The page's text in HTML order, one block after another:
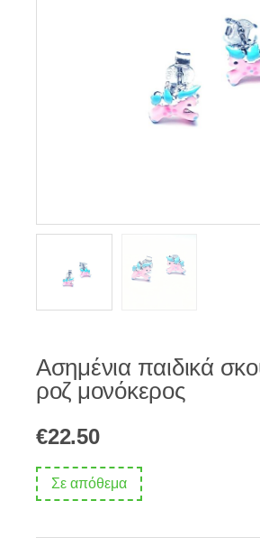
Ασημένια παιδικά
ροζ μονόκερος
€22.50
Σε απόθεμα